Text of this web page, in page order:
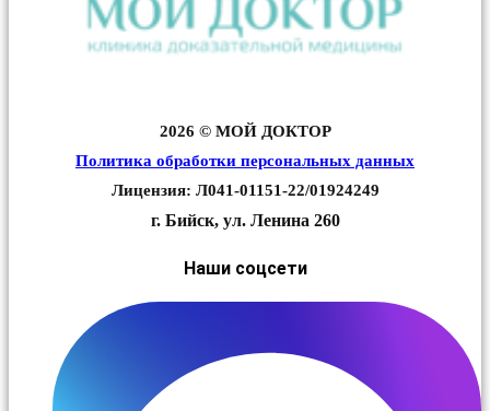
2026 © МОЙ ДОКТОР
Политика обработки персональных данных
Лицензия: Л041-01151-22/01924249
г. Бийск, ул. Ленина 260
Наши соцсети